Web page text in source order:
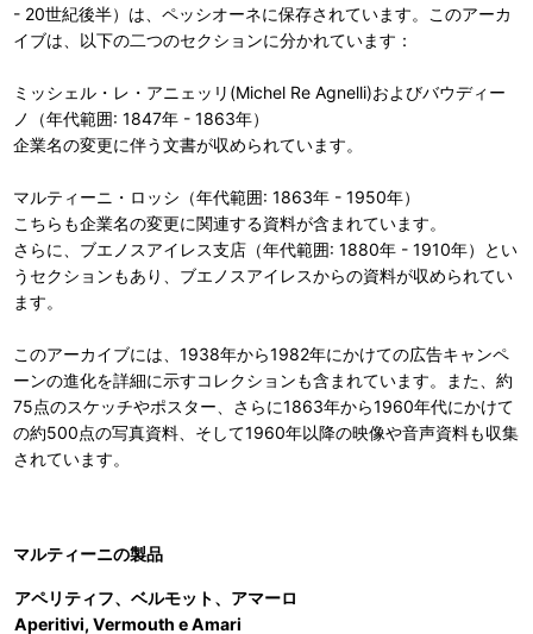
- 20世紀後半）は、ペッシオーネに保存されています。このアーカ
イブは、以下の二つのセクションに分かれています：
ミッシェル・レ・アニェッリ(Michel Re Agnelli)およびバウディー
ノ（年代範囲: 1847年 - 1863年）
企業名の変更に伴う文書が収められています。
マルティーニ・ロッシ（年代範囲: 1863年 - 1950年）
こちらも企業名の変更に関連する資料が含まれています。
さらに、ブエノスアイレス支店（年代範囲: 1880年 - 1910年）とい
うセクションもあり、ブエノスアイレスからの資料が収められてい
ます。
このアーカイブには、1938年から1982年にかけての広告キャンペ
ーンの進化を詳細に示すコレクションも含まれています。また、約
75点のスケッチやポスター、さらに1863年から1960年代にかけて
の約500点の写真資料、そして1960年以降の映像や音声資料も収集
されています。
マルティーニの製品
アペリティフ、ベルモット、アマーロ
Aperitivi, Vermouth e Amari